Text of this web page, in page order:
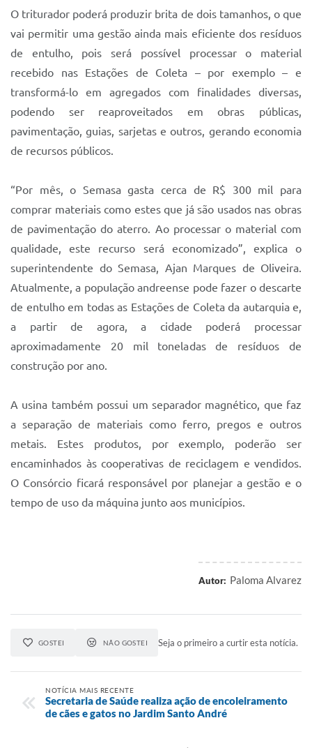
O triturador poderá produzir brita de dois tamanhos, o que
vai permitir uma gestão ainda mais eficiente dos resíduos
de entulho, pois será possível processar o material
recebido nas Estações de Coleta – por exemplo – e
transformá-lo em agregados com finalidades diversas,
podendo ser reaproveitados em obras públicas,
pavimentação, guias, sarjetas e outros, gerando economia
de recursos públicos.
“Por mês, o Semasa gasta cerca de R$ 300 mil para
comprar materiais como estes que já são usados nas obras
de pavimentação do aterro. Ao processar o material com
qualidade, este recurso será economizado”, explica o
superintendente do Semasa, Ajan Marques de Oliveira.
Atualmente, a população andreense pode fazer o descarte
de entulho em todas as Estações de Coleta da autarquia e,
a partir de agora, a cidade poderá processar
aproximadamente 20 mil toneladas de resíduos de
construção por ano.
A usina também possui um separador magnético, que faz
a separação de materiais como ferro, pregos e outros
metais. Estes produtos, por exemplo, poderão ser
encaminhados às cooperativas de reciclagem e vendidos.
O Consórcio ficará responsável por planejar a gestão e o
tempo de uso da máquina junto aos municípios.
Autor: Paloma Alvarez
GOSTEI NÃO GOSTEI Seja o primeiro a curtir esta notícia.
NOTÍCIA MAIS RECENTE
Secretaria de Saúde realiza ação de encoleiramento
de cães e gatos no Jardim Santo André